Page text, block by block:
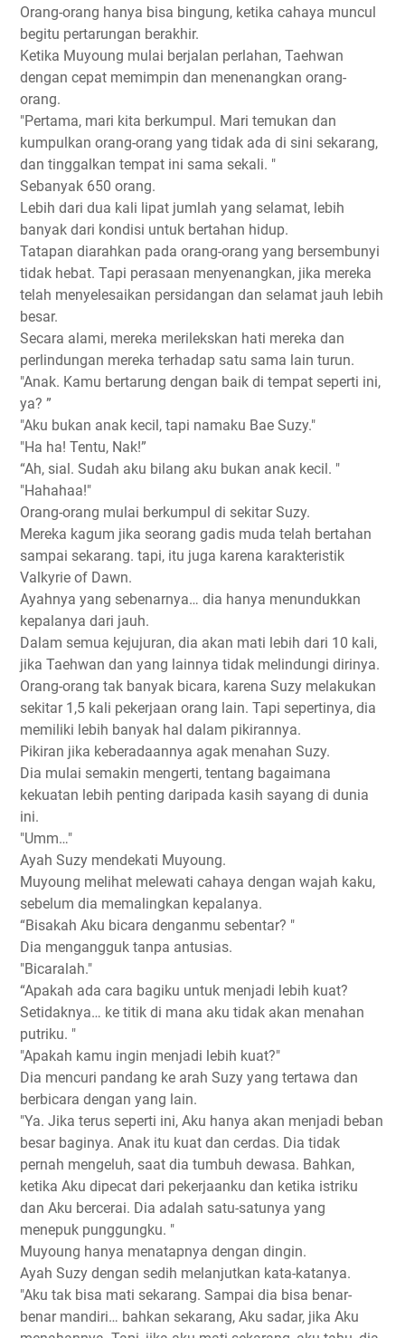
Orang-orang hanya bisa bingung, ketika cahaya muncul
begitu pertarungan berakhir.
Ketika Muyoung mulai berjalan perlahan, Taehwan
dengan cepat memimpin dan menenangkan orang-
orang.
"Pertama, mari kita berkumpul. Mari temukan dan
kumpulkan orang-orang yang tidak ada di sini sekarang,
dan tinggalkan tempat ini sama sekali. "
Sebanyak 650 orang.
Lebih dari dua kali lipat jumlah yang selamat, lebih
banyak dari kondisi untuk bertahan hidup.
Tatapan diarahkan pada orang-orang yang bersembunyi
tidak hebat. Tapi perasaan menyenangkan, jika mereka
telah menyelesaikan persidangan dan selamat jauh lebih
besar.
Secara alami, mereka merilekskan hati mereka dan
perlindungan mereka terhadap satu sama lain turun.
"Anak. Kamu bertarung dengan baik di tempat seperti ini,
ya? ”
"Aku bukan anak kecil, tapi namaku Bae Suzy."
"Ha ha! Tentu, Nak!”
“Ah, sial. Sudah aku bilang aku bukan anak kecil. "
"Hahahaa!"
Orang-orang mulai berkumpul di sekitar Suzy.
Mereka kagum jika seorang gadis muda telah bertahan
sampai sekarang. tapi, itu juga karena karakteristik
Valkyrie of Dawn.
Ayahnya yang sebenarnya… dia hanya menundukkan
kepalanya dari jauh.
Dalam semua kejujuran, dia akan mati lebih dari 10 kali,
jika Taehwan dan yang lainnya tidak melindungi dirinya.
Orang-orang tak banyak bicara, karena Suzy melakukan
sekitar 1,5 kali pekerjaan orang lain. Tapi sepertinya, dia
memiliki lebih banyak hal dalam pikirannya.
Pikiran jika keberadaannya agak menahan Suzy.
Dia mulai semakin mengerti, tentang bagaimana
kekuatan lebih penting daripada kasih sayang di dunia
ini.
"Umm…"
Ayah Suzy mendekati Muyoung.
Muyoung melihat melewati cahaya dengan wajah kaku,
sebelum dia memalingkan kepalanya.
“Bisakah Aku bicara denganmu sebentar? "
Dia mengangguk tanpa antusias.
"Bicaralah."
“Apakah ada cara bagiku untuk menjadi lebih kuat?
Setidaknya… ke titik di mana aku tidak akan menahan
putriku. "
"Apakah kamu ingin menjadi lebih kuat?"
Dia mencuri pandang ke arah Suzy yang tertawa dan
berbicara dengan yang lain.
"Ya. Jika terus seperti ini, Aku hanya akan menjadi beban
besar baginya. Anak itu kuat dan cerdas. Dia tidak
pernah mengeluh, saat dia tumbuh dewasa. Bahkan,
ketika Aku dipecat dari pekerjaanku dan ketika istriku
dan Aku bercerai. Dia adalah satu-satunya yang
menepuk punggungku. "
Muyoung hanya menatapnya dengan dingin.
Ayah Suzy dengan sedih melanjutkan kata-katanya.
"Aku tak bisa mati sekarang. Sampai dia bisa benar-
benar mandiri… bahkan sekarang, Aku sadar, jika Aku